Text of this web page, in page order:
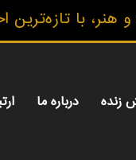
با تازه‌ترین
زنده درباره ما